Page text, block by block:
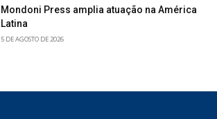
Mondoni Press amplia atuação na América
Latina
5 DE AGOSTO DE 2026